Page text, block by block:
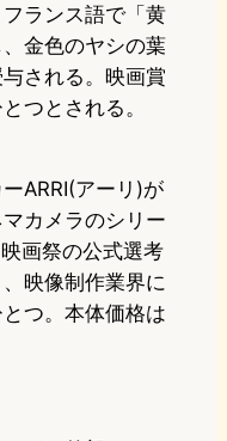
ランス語で「黄
金色のヤシの葉
される。映画賞
つとされる。
ARRI(アーリ)が
カメラのシリー
画祭の公式選考
映像制作業界に
つ。本体価格は